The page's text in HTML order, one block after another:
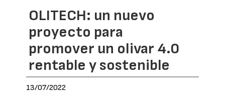
OLITECH: un nuevo
proyecto para
promover un olivar 4.0
rentable y sostenible
13/07/2022